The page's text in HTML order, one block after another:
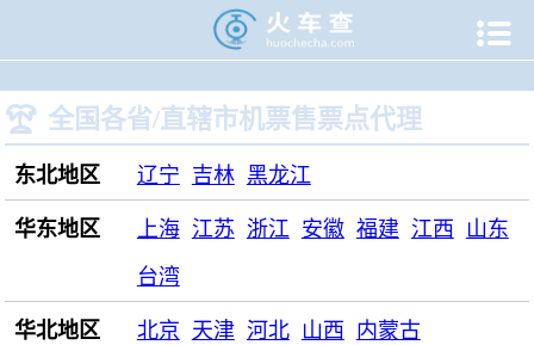

 全国各省/直辖市机票售票点代理
东北地区 辽宁 吉林 黑龙江
华东地区 上海 江苏 浙江 安徽 福建 江西
山东
台湾
华北地区 北京 天津 河北 山西 内蒙古